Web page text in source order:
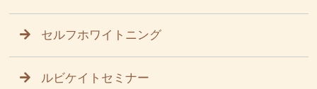
セルフホワイトニング
ルビケイトセミナー